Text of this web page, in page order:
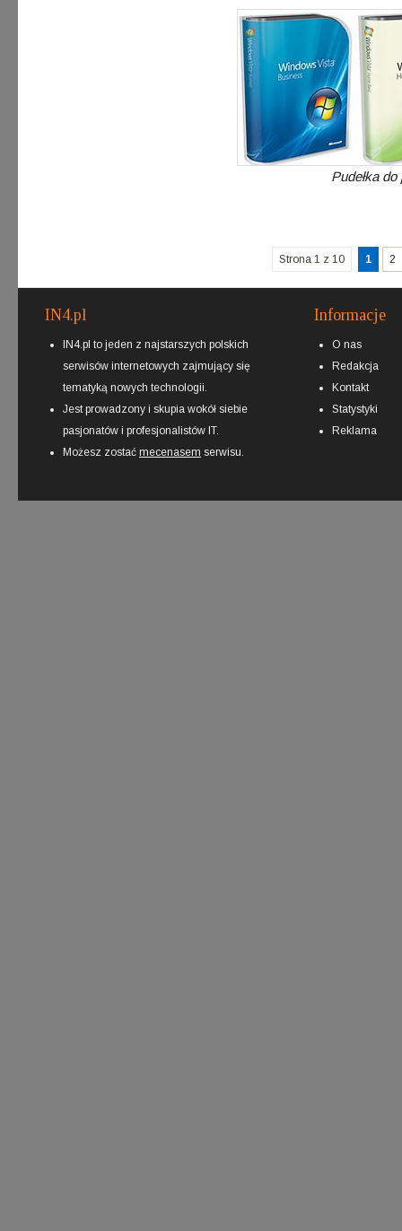
Pudełka
Strona 1 z 10 1 2
IN4.pl
IN4.pl to jeden z najstarszych polskich
serwisów internetowych zajmujący się
tematyką nowych technologii.
Jest prowadzony i skupia wokół siebie
pasjonatów i profesjonalistów IT.
Możesz zostać mecenasem serwisu.
Informacje
O nas
Redakcja
Kontakt
Statystyki
Reklama